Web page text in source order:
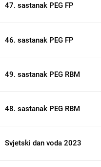
47. sastanak PEG FP
46. sastanak PEG FP
49. sastanak PEG RBM
48. sastanak PEG RBM
Svjetski dan voda 2023